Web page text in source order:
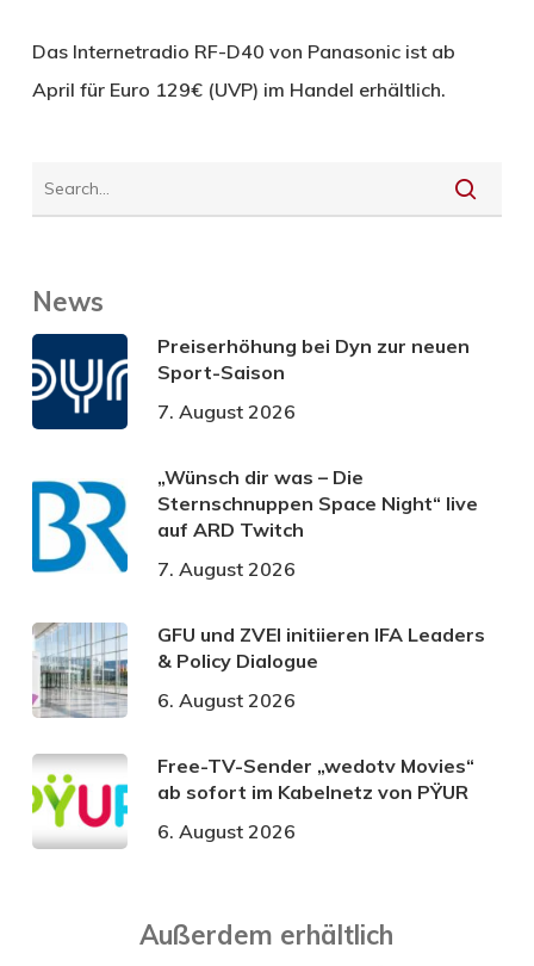
Das Internetradio RF-D40 von Panasonic ist ab
April für Euro 129€ (UVP) im Handel erhältlich.
News
Preiserhöhung bei Dyn zur neuen
Sport-Saison
7. August 2026
„Wünsch dir was – Die
Sternschnuppen Space Night“ live
auf ARD Twitch
7. August 2026
GFU und ZVEI initiieren IFA Leaders
& Policy Dialogue
6. August 2026
Free-TV-Sender „wedotv Movies“
ab sofort im Kabelnetz von PŸUR
6. August 2026
Außerdem erhältlich